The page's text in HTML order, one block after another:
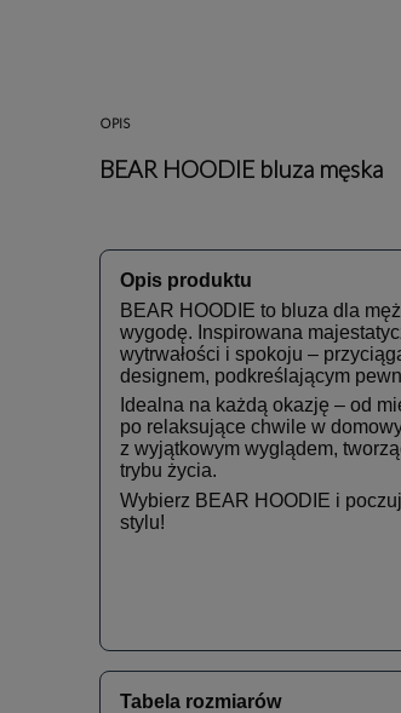
OPIS
BEAR HOODIE bluza męska
Opis produktu
BEAR HOODIE to bluza dla
wygodę. Inspirowana
wytrwałości i spokoju –
designem, podkreślającym
Idealna na każdą okazję – od
po relaksujące chwile w
z wyjątkowym wyglądem,
trybu życia.
Wybierz BEAR HOODIE i
stylu!
Tabela rozmiarów